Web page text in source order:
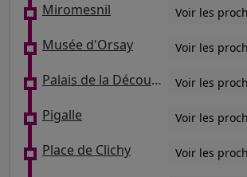
Miromesnil Voir les
Musée d'Orsay Voir les
Palais de la Découverte Voir les
Pigalle Voir les
Place de Clichy Voir les